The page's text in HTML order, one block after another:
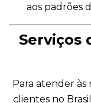
aos padrões
Serviços
Para atender às
clientes no